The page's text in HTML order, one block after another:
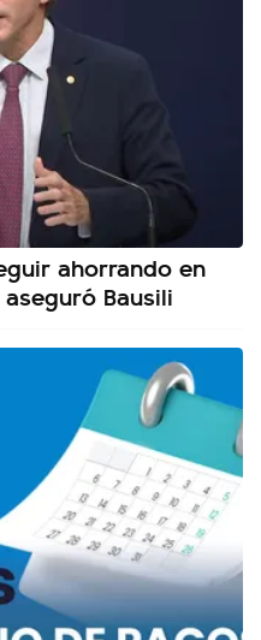
ahorrando en
Bausili